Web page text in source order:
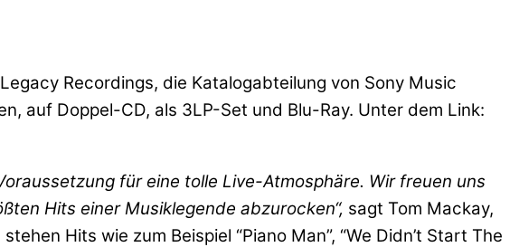
Recordings, die Katalogabteilung von Sony Music
auf Doppel-CD, als 3LP-Set und Blu-Ray. Unter dem Link:
für eine tolle Live-Atmosphäre. Wir freuen uns
Hits einer Musiklegende abzurocken“, sagt Tom Mackay,
Hits wie zum Beispiel “Piano Man”, “We Didn’t Start The